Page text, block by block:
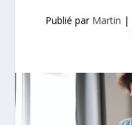
Publié par Martin |